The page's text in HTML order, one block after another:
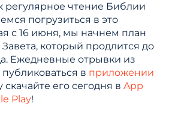
регулярное чтение Библии
погрузиться в это
с 16 июня, мы начнем план
который продлится до
Ежедневные отрывки из
в приложении
скачайте его сегодня в App
Play!